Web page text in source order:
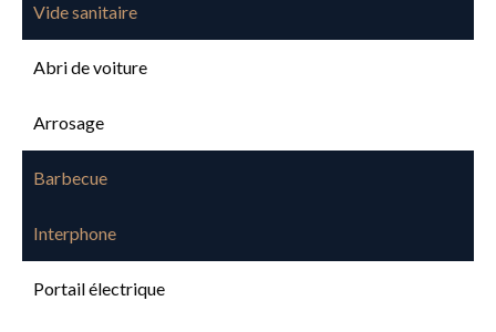
Vide sanitaire
Abri de voiture
Arrosage
Barbecue
Interphone
Portail électrique